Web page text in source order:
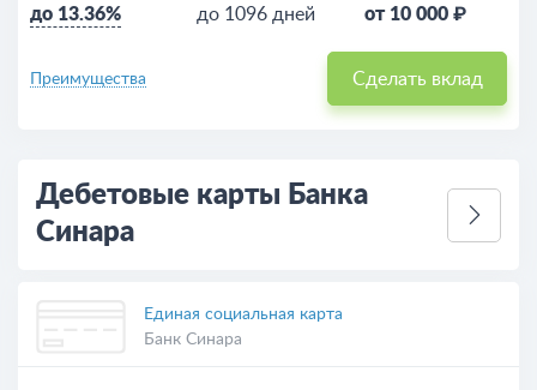
до 13.36% до 1096 дней от 10 000 ₽
Преимущества Сделать вклад
Дебетовые карты Банка
Синара
Единая социальная карта
Банк Синара